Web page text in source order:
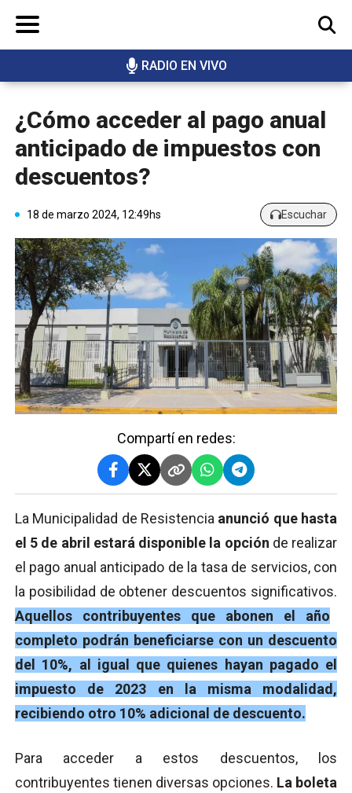
RADIO EN VIVO
BUSCAR
¿Cómo acceder al pago anual
anticipado de impuestos con
descuentos?
18 de marzo 2024, 12:49hs Escuchar
Compartí en redes:
La Municipalidad de Resistencia anunció que hasta
el 5 de abril estará disponible la opción de realizar
el pago anual anticipado de la tasa de servicios, con
la posibilidad de obtener descuentos significativos.
Aquellos contribuyentes que abonen el año
completo podrán beneficiarse con un descuento
del 10%, al igual que quienes hayan pagado el
impuesto de 2023 en la misma modalidad,
recibiendo otro 10% adicional de descuento.
Para acceder a estos descuentos, los
contribuyentes tienen diversas opciones. La boleta